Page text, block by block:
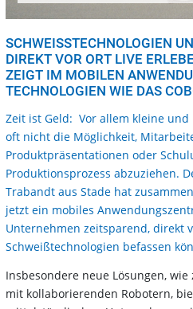
SCHWEISSTECHNOLOGIEN
IREKT VOR ORT LIVE
EIGT IM MOBILEN
ECHNOLOGIEN WIE DAS
Zeit ist Geld: Vor allem kleine
oft nicht die Möglichkeit,
Produktpräsentationen oder
Produktionsprozess abzuziehen.
Trabandt aus Stade hat
jetzt ein mobiles
Unternehmen zeitsparend, direkt
Schweißtechnologien befassen
Insbesondere neue Lösungen,
mit kollaborierenden Robotern,